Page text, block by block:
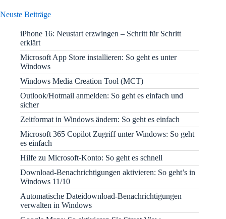
Neuste Beiträge
iPhone 16: Neustart erzwingen – Schritt für Schritt
erklärt
Microsoft App Store installieren: So geht es unter
Windows
Windows Media Creation Tool (MCT)
Outlook/Hotmail anmelden: So geht es einfach und
sicher
Zeitformat in Windows ändern: So geht es einfach
Microsoft 365 Copilot Zugriff unter Windows: So geht
es einfach
Hilfe zu Microsoft-Konto: So geht es schnell
Download-Benachrichtigungen aktivieren: So geht’s in
Windows 11/10
Automatische Dateidownload-Benachrichtigungen
verwalten in Windows